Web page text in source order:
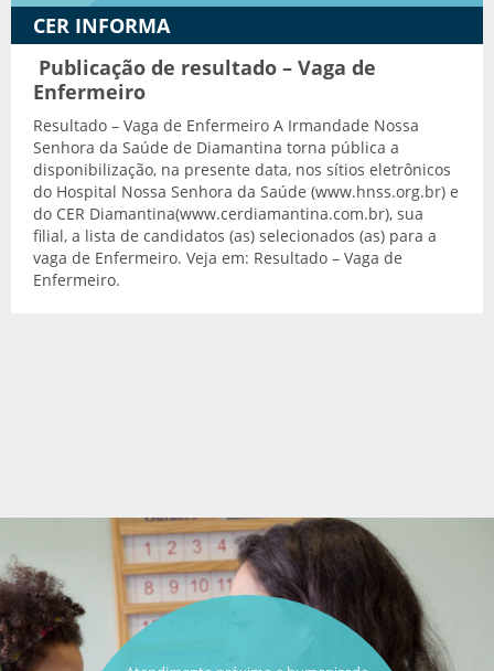
CER INFORMA
Publicação de resultado – Vaga de
Enfermeiro
Resultado – Vaga de Enfermeiro A Irmandade Nossa
Senhora da Saúde de Diamantina torna pública a
disponibilização, na presente data, nos sítios eletrônicos
do Hospital Nossa Senhora da Saúde (www.hnss.org.br) e
do CER Diamantina(www.cerdiamantina.com.br), sua
filial, a lista de candidatos (as) selecionados (as) para a
vaga de Enfermeiro. Veja em: Resultado – Vaga de
Enfermeiro.